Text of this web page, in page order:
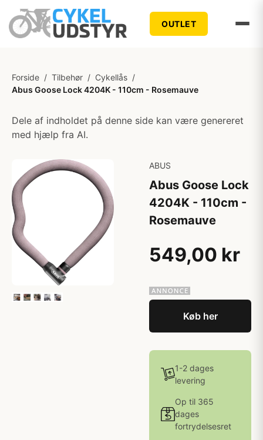
OUTLET
Forside / Tilbehør / Cykellås /
Abus Goose Lock 4204K - 110cm - Rosemauve
Dele af indholdet på denne side kan være genereret
med hjælp fra AI.
ABUS
Abus Goose Lock
4204K - 110cm -
Rosemauve
549,00 kr
Køb her
1-2 dages
levering
Op til 365
dages
fortrydelsesret